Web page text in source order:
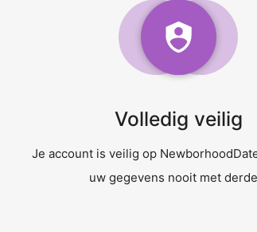
Volledig veilig
Je account is veilig op
uw gegevens nooit met